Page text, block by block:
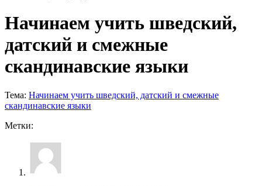
Начинаем учить шведский,
датский и смежные
скандинавские языки
Тема: Начинаем учить шведский, датский и смежные
скандинавские языки
Метки: